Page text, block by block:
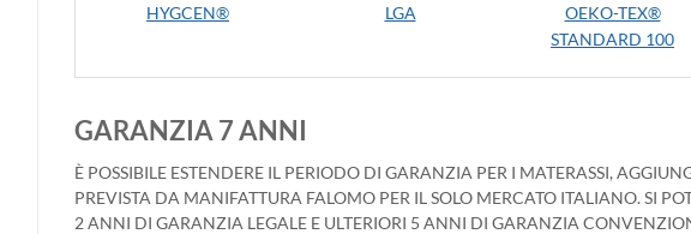
HYGCEN® LGA
OEKO-TEX®
STANDARD 100
GARANZIA 7 ANNI
È POSSIBILE ESTENDERE IL PERIODO DI GARANZIA PER I MATERASSI,
PREVISTA DA MANIFATTURA FALOMO PER IL SOLO MERCATO ITALIANO. SI
2 ANNI DI GARANZIA LEGALE E ULTERIORI 5 ANNI DI GARANZIA